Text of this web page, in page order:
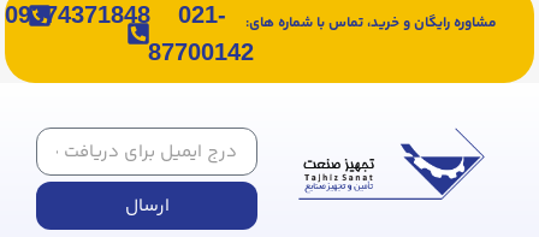
مشاوره رایگان و خرید، تماس با شماره های:
021-
87700142
09374371848
ارسال